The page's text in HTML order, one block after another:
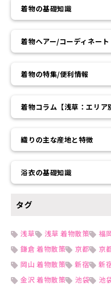
着物の基礎知識
着物ヘアー/コーディネート
着物の特集/便利情報
着物コラム【浅草：エリア
織りの主な産地と特徴
浴衣の基礎知識
タグ
浅草 浅草 着物散策 福
鎌倉 着物散策
京都 京
岡山 着物散策
新宿 新
金沢 着物散策
池袋 池